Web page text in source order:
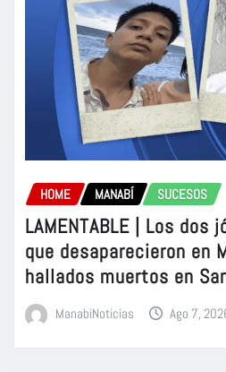
HOME MANABÍ SUCESOS
LAMENTABLE | Los dos
que desaparecieron en
hallados muertos en
ManabiNoticias Ago 7,